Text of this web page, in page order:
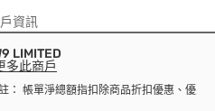
資訊
LIMITED
多此商戶
： 帳單淨總額指扣除商品折扣優惠、優惠